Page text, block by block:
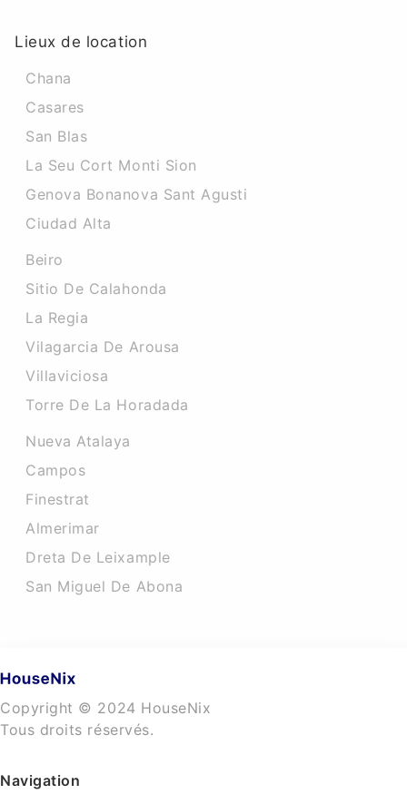
Lieux de location
Chana
Casares
San Blas
La Seu Cort Monti Sion
Genova Bonanova Sant Agusti
Ciudad Alta
Beiro
Sitio De Calahonda
La Regia
Vilagarcia De Arousa
Villaviciosa
Torre De La Horadada
Nueva Atalaya
Campos
Finestrat
Almerimar
Dreta De Leixample
San Miguel De Abona
Copyright © 2024 HouseNix
Tous droits réservés.
Navigation